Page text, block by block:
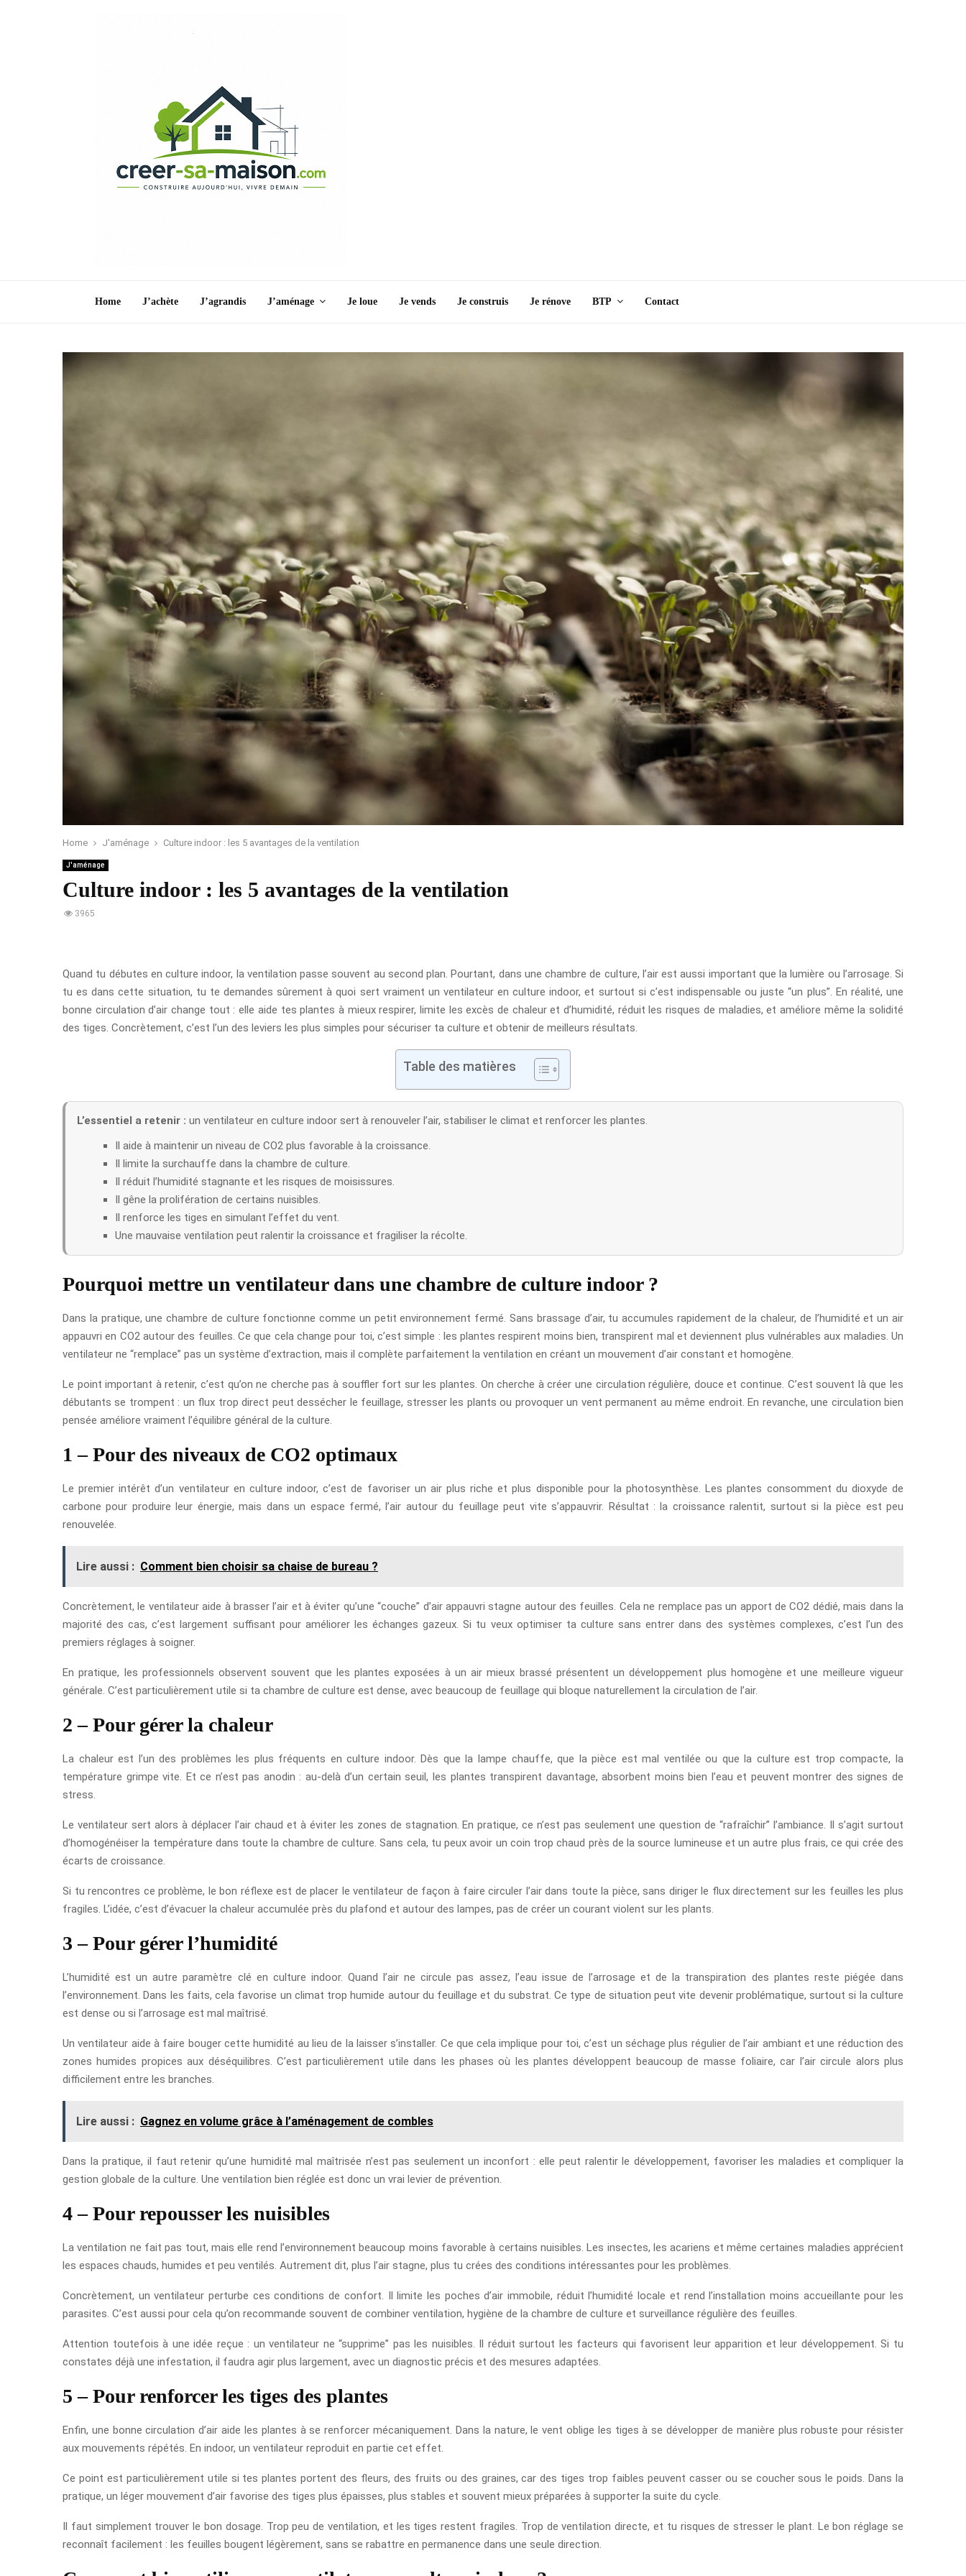
Home J’achète J’agrandis J’aménage Je loue Je vends Je construis Je rénove BTP Contact
Home J'aménage Culture indoor : les 5 avantages de la ventilation
J'aménage
Culture indoor : les 5 avantages de la ventilation
3965
Quand tu débutes en culture indoor, la ventilation passe souvent au second plan. Pourtant, dans une chambre de culture, l’air est aussi important que la lumière ou l’arrosage. Si
tu es dans cette situation, tu te demandes sûrement à quoi sert vraiment un ventilateur en culture indoor, et surtout si c’est indispensable ou juste “un plus”. En réalité, une
bonne circulation d’air change tout : elle aide tes plantes à mieux respirer, limite les excès de chaleur et d’humidité, réduit les risques de maladies, et améliore même la solidité
des tiges. Concrètement, c’est l’un des leviers les plus simples pour sécuriser ta culture et obtenir de meilleurs résultats.
Table des matières
L’essentiel a retenir : un ventilateur en culture indoor sert à renouveler l’air, stabiliser le climat et renforcer les plantes.
Il aide à maintenir un niveau de CO2 plus favorable à la croissance.
Il limite la surchauffe dans la chambre de culture.
Il réduit l’humidité stagnante et les risques de moisissures.
Il gêne la prolifération de certains nuisibles.
Il renforce les tiges en simulant l’effet du vent.
Une mauvaise ventilation peut ralentir la croissance et fragiliser la récolte.
Pourquoi mettre un ventilateur dans une chambre de culture indoor ?
Dans la pratique, une chambre de culture fonctionne comme un petit environnement fermé. Sans brassage d’air, tu accumules rapidement de la chaleur, de l’humidité et un air
appauvri en CO2 autour des feuilles. Ce que cela change pour toi, c’est simple : les plantes respirent moins bien, transpirent mal et deviennent plus vulnérables aux maladies. Un
ventilateur ne “remplace” pas un système d’extraction, mais il complète parfaitement la ventilation en créant un mouvement d’air constant et homogène.
Le point important à retenir, c’est qu’on ne cherche pas à souffler fort sur les plantes. On cherche à créer une circulation régulière, douce et continue. C’est souvent là que les
débutants se trompent : un flux trop direct peut dessécher le feuillage, stresser les plants ou provoquer un vent permanent au même endroit. En revanche, une circulation bien
pensée améliore vraiment l’équilibre général de la culture.
1 – Pour des niveaux de CO2 optimaux
Le premier intérêt d’un ventilateur en culture indoor, c’est de favoriser un air plus riche et plus disponible pour la photosynthèse. Les plantes consomment du dioxyde de
carbone pour produire leur énergie, mais dans un espace fermé, l’air autour du feuillage peut vite s’appauvrir. Résultat : la croissance ralentit, surtout si la pièce est peu
renouvelée.
Lire aussi : Comment bien choisir sa chaise de bureau ?
Concrètement, le ventilateur aide à brasser l’air et à éviter qu’une “couche” d’air appauvri stagne autour des feuilles. Cela ne remplace pas un apport de CO2 dédié, mais dans la
majorité des cas, c’est largement suffisant pour améliorer les échanges gazeux. Si tu veux optimiser ta culture sans entrer dans des systèmes complexes, c’est l’un des
premiers réglages à soigner.
En pratique, les professionnels observent souvent que les plantes exposées à un air mieux brassé présentent un développement plus homogène et une meilleure vigueur
générale. C’est particulièrement utile si ta chambre de culture est dense, avec beaucoup de feuillage qui bloque naturellement la circulation de l’air.
2 – Pour gérer la chaleur
La chaleur est l’un des problèmes les plus fréquents en culture indoor. Dès que la lampe chauffe, que la pièce est mal ventilée ou que la culture est trop compacte, la
température grimpe vite. Et ce n’est pas anodin : au-delà d’un certain seuil, les plantes transpirent davantage, absorbent moins bien l’eau et peuvent montrer des signes de
stress.
Le ventilateur sert alors à déplacer l’air chaud et à éviter les zones de stagnation. En pratique, ce n’est pas seulement une question de “rafraîchir” l’ambiance. Il s’agit surtout
d’homogénéiser la température dans toute la chambre de culture. Sans cela, tu peux avoir un coin trop chaud près de la source lumineuse et un autre plus frais, ce qui crée des
écarts de croissance.
Si tu rencontres ce problème, le bon réflexe est de placer le ventilateur de façon à faire circuler l’air dans toute la pièce, sans diriger le flux directement sur les feuilles les plus
fragiles. L’idée, c’est d’évacuer la chaleur accumulée près du plafond et autour des lampes, pas de créer un courant violent sur les plants.
3 – Pour gérer l’humidité
L’humidité est un autre paramètre clé en culture indoor. Quand l’air ne circule pas assez, l’eau issue de l’arrosage et de la transpiration des plantes reste piégée dans
l’environnement. Dans les faits, cela favorise un climat trop humide autour du feuillage et du substrat. Ce type de situation peut vite devenir problématique, surtout si la culture
est dense ou si l’arrosage est mal maîtrisé.
Un ventilateur aide à faire bouger cette humidité au lieu de la laisser s’installer. Ce que cela implique pour toi, c’est un séchage plus régulier de l’air ambiant et une réduction des
zones humides propices aux déséquilibres. C’est particulièrement utile dans les phases où les plantes développent beaucoup de masse foliaire, car l’air circule alors plus
difficilement entre les branches.
Lire aussi : Gagnez en volume grâce à l’aménagement de combles
Dans la pratique, il faut retenir qu’une humidité mal maîtrisée n’est pas seulement un inconfort : elle peut ralentir le développement, favoriser les maladies et compliquer la
gestion globale de la culture. Une ventilation bien réglée est donc un vrai levier de prévention.
4 – Pour repousser les nuisibles
La ventilation ne fait pas tout, mais elle rend l’environnement beaucoup moins favorable à certains nuisibles. Les insectes, les acariens et même certaines maladies apprécient
les espaces chauds, humides et peu ventilés. Autrement dit, plus l’air stagne, plus tu crées des conditions intéressantes pour les problèmes.
Concrètement, un ventilateur perturbe ces conditions de confort. Il limite les poches d’air immobile, réduit l’humidité locale et rend l’installation moins accueillante pour les
parasites. C’est aussi pour cela qu’on recommande souvent de combiner ventilation, hygiène de la chambre de culture et surveillance régulière des feuilles.
Attention toutefois à une idée reçue : un ventilateur ne “supprime” pas les nuisibles. Il réduit surtout les facteurs qui favorisent leur apparition et leur développement. Si tu
constates déjà une infestation, il faudra agir plus largement, avec un diagnostic précis et des mesures adaptées.
5 – Pour renforcer les tiges des plantes
Enfin, une bonne circulation d’air aide les plantes à se renforcer mécaniquement. Dans la nature, le vent oblige les tiges à se développer de manière plus robuste pour résister
aux mouvements répétés. En indoor, un ventilateur reproduit en partie cet effet.
Ce point est particulièrement utile si tes plantes portent des fleurs, des fruits ou des graines, car des tiges trop faibles peuvent casser ou se coucher sous le poids. Dans la
pratique, un léger mouvement d’air favorise des tiges plus épaisses, plus stables et souvent mieux préparées à supporter la suite du cycle.
Il faut simplement trouver le bon dosage. Trop peu de ventilation, et les tiges restent fragiles. Trop de ventilation directe, et tu risques de stresser le plant. Le bon réglage se
reconnaît facilement : les feuilles bougent légèrement, sans se rabattre en permanence dans une seule direction.